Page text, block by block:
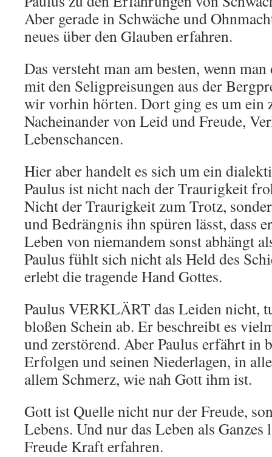
Aber gerade in Schwäche und
neues über den Glauben erfahren.
Das versteht man am besten, wenn
mit den Seligpreisungen aus der
wir vorhin hörten. Dort ging es um ein
Nacheinander von Leid und Freude,
Lebenschancen.
Hier aber handelt es sich um ein
Paulus ist nicht nach der Traurigkeit
Nicht der Traurigkeit zum Trotz,
und Bedrängnis ihn spüren lässt, dass
Leben von niemandem sonst abhängt
Paulus fühlt sich nicht als Held des
erlebt die tragende Hand Gottes.
Paulus VERKLÄRT das Leiden nicht,
bloßen Schein ab. Er beschreibt es
und zerstörend. Aber Paulus erfährt in
Erfolgen und seinen Niederlagen, in
allem Schmerz, wie nah Gott ihm ist.
Gott ist Quelle nicht nur der Freude,
Lebens. Und nur das Leben als Ganzes
Freude Kraft erfahren.